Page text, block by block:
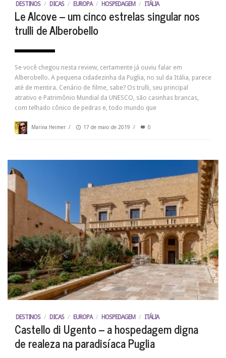
DESTINOS / DICAS / EUROPA / HOSPEDAGEM / ITÁLIA
Le Alcove – um cinco estrelas singular nos
trulli de Alberobello
Se você chegou nesta review, certamente já ouviu falar em
Alberobello. A pequena cidadezinha da Puglia, no sul da Itália, parece
até de mentira. Cenário de filme, sabe? Os trulli, seu principal
atrativo e Patrimônio Mundial da UNESCO, são casinhas brancas,
com telhado cônico de pedras e, todo mundo que
Marina Heimer / 17 de maio de 2019 / 0
DESTINOS / DICAS / EUROPA / HOSPEDAGEM / ITÁLIA
Castello di Ugento – a hospedagem digna
de realeza na paradisíaca Puglia